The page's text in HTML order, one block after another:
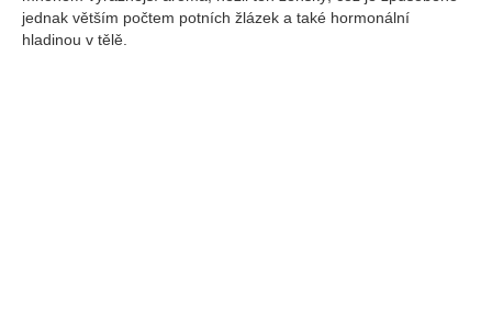
jednak větším počtem potních žlázek a také hormonální
hladinou v tělě.